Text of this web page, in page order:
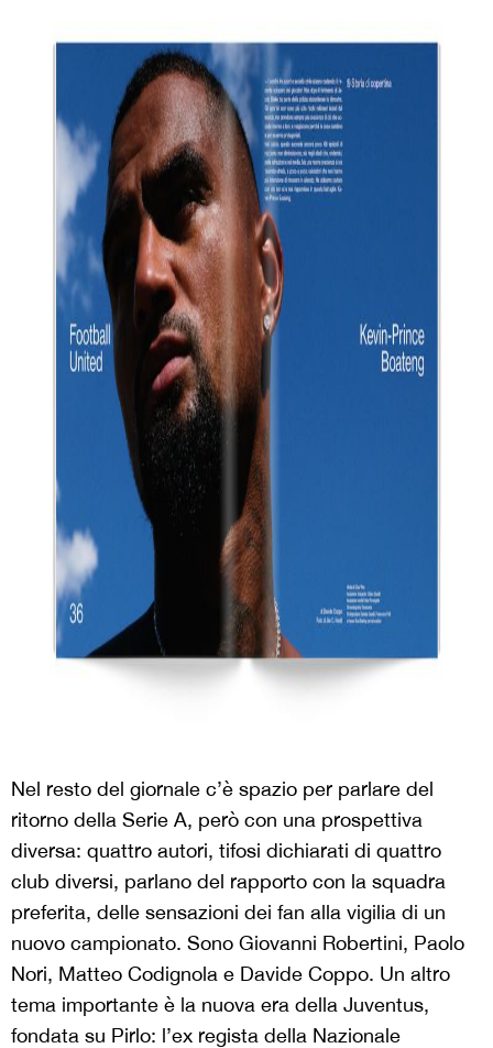
Nel resto del giornale c’è spazio per parlare del
ritorno della Serie A, però con una prospettiva
diversa: quattro autori, tifosi dichiarati di quattro
club diversi, parlano del rapporto con la squadra
preferita, delle sensazioni dei fan alla vigilia di un
nuovo campionato. Sono Giovanni Robertini, Paolo
Nori, Matteo Codignola e Davide Coppo. Un altro
tema importante è la nuova era della Juventus,
fondata su Pirlo: l’ex regista della Nazionale